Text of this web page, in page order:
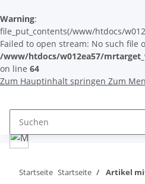
Warning:
file_put_contents(/www/htdocs/
Failed to open stream: No such file
/www/htdocs/w012ea57/
on line 64
Zum Hauptinhalt springen Zum
Startseite Startseite Artikel